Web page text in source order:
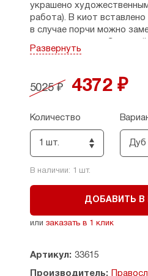
украшено
работа). В киот
в случае порчи можно
отверстие, чтобы
Внутри киота имеется
иконы.
Максимальный размер
поместиться в киот, - 21 х
краям икона будет
киота на 3,5 см. В глубину
не больше 3,5 см.
Размер внутренней рамки
Размер киота: 25 х 28 см,
Развернуть
5025 ₽ 4372 ₽
Количество
1 шт.
В наличии: 1 шт.
Дуб
ДОБАВИТЬ В
или заказать в 1 клик
Артикул: 33615
Производитель: